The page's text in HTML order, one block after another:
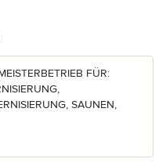
5 Sternen
FÜR:
SAUNEN,